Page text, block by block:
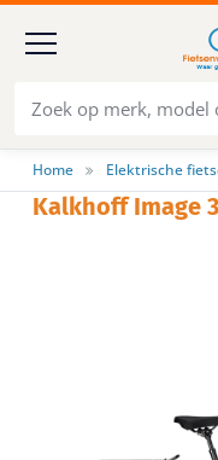
Home Elektrische
Kalkhoff Image